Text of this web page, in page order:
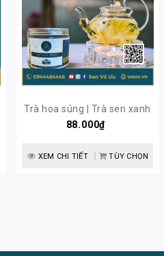
Trà hoa súng | Trà sen xanh
Ai Cập | Sen Vô Ưu
88.000₫
XEM CHI TIẾT TÙY CHỌN